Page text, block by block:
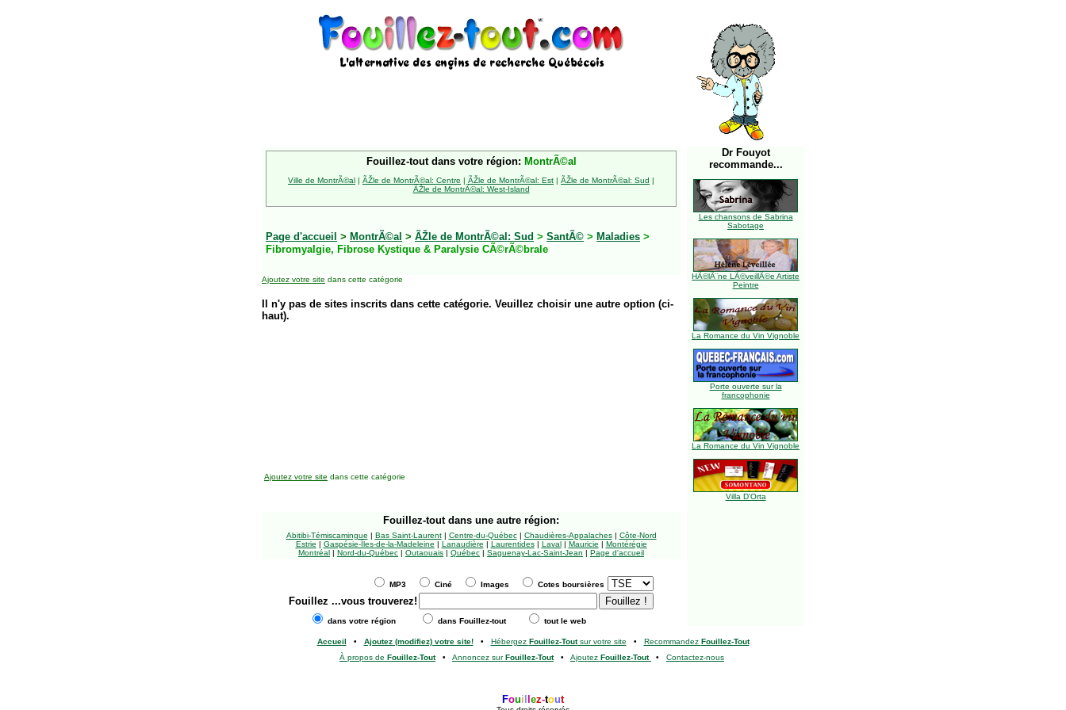
Fouillez-tout dans votre région: MontrÃ©al
Ville de MontrÃ©al | ÃŽle de MontrÃ©al: Centre | ÃŽle de MontrÃ©al: Est | ÃŽle de MontrÃ©al: Sud |
ÃŽle de MontrÃ©al: West-Island
Page d'accueil > MontrÃ©al > ÃŽle de MontrÃ©al: Sud > SantÃ© > Maladies >
Fibromyalgie, Fibrose Kystique & Paralysie CÃ©rÃ©brale
Ajoutez votre site dans cette catégorie
Il n'y pas de sites inscrits dans cette catégorie. Veuillez choisir une autre option (ci-
haut).
Dr Fouyot
recommande...
Les chansons de Sabrina
Sabotage
HÃ©lÃ¨ne LÃ©veillÃ©e Artiste
Peintre
La Romance du Vin Vignoble
Porte ouverte sur la
francophonie
La Romance du Vin Vignoble
Villa D'Orta
Ajoutez votre site dans cette catégorie
Fouillez-tout dans une autre région:
Abitibi-Témiscamingue | Bas Saint-Laurent| Centre-du-Québec| Chaudières-Appalaches| Côte-Nord
Estrie | Gaspésie-Îles-de-la-Madeleine | Lanaudière | Laurentides| Laval| Mauricie | Montérégie
Montréal | Nord-du-Québec | Outaouais | Québec | Saguenay-Lac-Saint-Jean | Page d'accueil
MP3 Ciné Images Cotes boursières
Fouillez ...vous trouverez!
dans votre région dans Fouillez-tout tout le web
Accueil • Ajoutez (modifiez) votre site!• Hébergez Fouillez-Toutsur votre site • Recommandez Fouillez-Tout
À propos de Fouillez-Tout• Annoncez surFouillez-Tout• Ajoutez Fouillez-Tout • Contactez-nous
Foui ez-tout